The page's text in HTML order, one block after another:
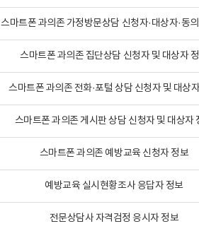
스마트폰 과의존 가정방문상담 신청자·대상자·동
스마트폰 과의존 집단상담 신청자 및 대상자
스마트폰 과의존 전화·포털 상담 신청자 및 대상
스마트폰 과의존 게시판 상담 신청자 및 대상자
스마트폰 과의존 예방교육 신청자 정보
예방교육 실시현황조사 응답자 정보
전문상담사 자격검정 응시자 정보